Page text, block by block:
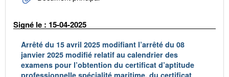
Signé le : 15-04-2025
Arrêté du 15 avril 2025 modifiant l’arrêté du 08
janvier 2025 modifié relatif au calendrier des
examens pour l’obtention du certificat d’aptitude
professionnelle spécialité maritime, du certificat